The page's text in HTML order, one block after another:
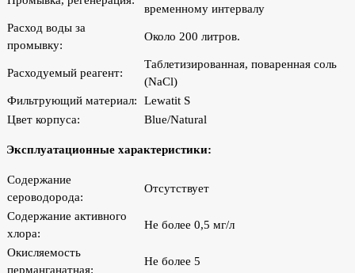
временному интервалу
Расход воды за
промывку:
Около 200 литров.
Расходуемый реагент:
Таблетизированная, поваренная соль
(NaCl)
Фильтрующий материал:
Lewatit S
Цвет корпуса:
Blue/Natural
Эксплуатационные характеристики:
Содержание
сероводорода:
Отсутствует
Содержание активного
хлора:
Не более 0,5 мг/л
Окисляемость
перманганатная:
Не более 5